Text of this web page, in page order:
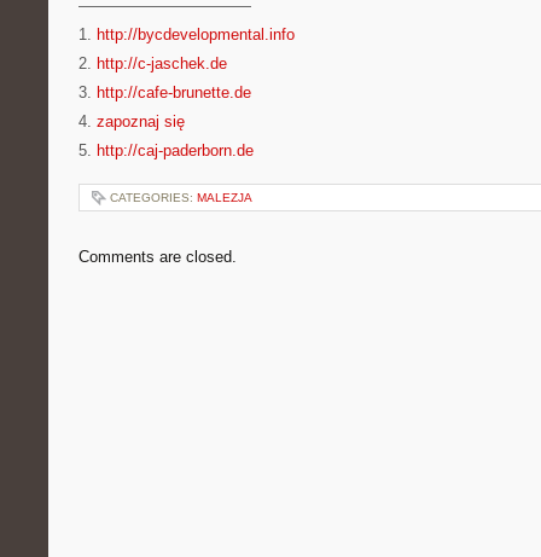
———————————
1. http://bycdevelopmental.info
2. http://c-jaschek.de
3. http://cafe-brunette.de
4. zapoznaj się
5. http://caj-paderborn.de
CATEGORIES: MALEZJA
Comments are closed.